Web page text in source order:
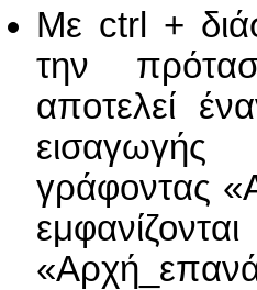
Με ctrl +
την
αποτελεί
γράφοντας